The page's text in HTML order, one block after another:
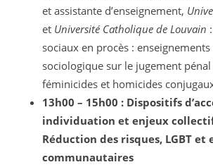
et assistante d’enseignement,
et Université Catholique de Louvain
sociaux en procès : enseignements
sociologique sur le jugement pénal
féminicides et homicides
13h00 – 15h00 : Dispositifs
individuation et enjeux
Réduction des risques, LGBT et
communautaires